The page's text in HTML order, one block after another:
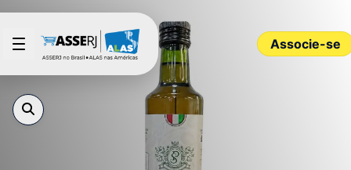
Pular para o Conteúdo principal
Associe-se